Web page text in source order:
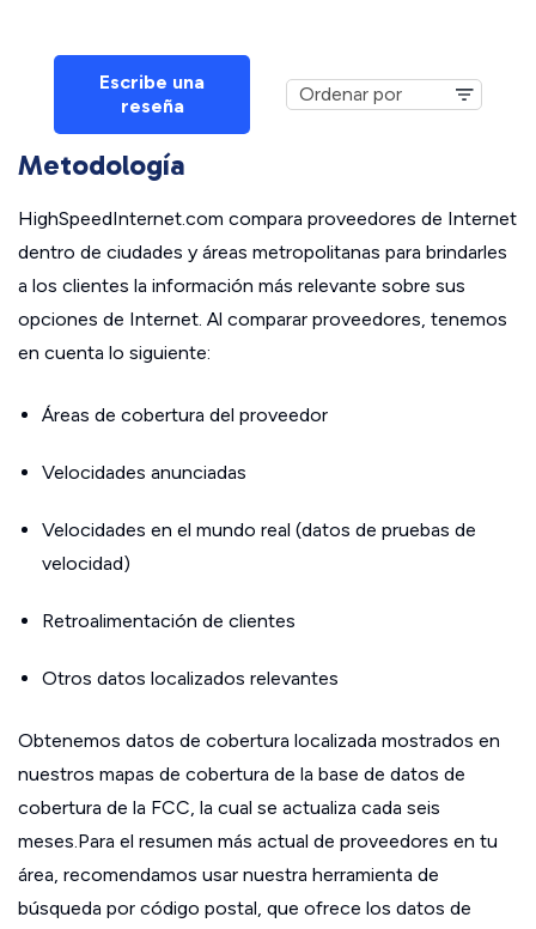
Escribe una
reseña
Metodología
HighSpeedInternet.com compara proveedores de Internet
dentro de ciudades y áreas metropolitanas para brindarles
a los clientes la información más relevante sobre sus
opciones de Internet. Al comparar proveedores, tenemos
en cuenta lo siguiente:
Áreas de cobertura del proveedor
Velocidades anunciadas
Velocidades en el mundo real (datos de pruebas de
velocidad)
Retroalimentación de clientes
Otros datos localizados relevantes
Obtenemos datos de cobertura localizada mostrados en
nuestros mapas de cobertura de la base de datos de
cobertura de la FCC, la cual se actualiza cada seis
meses.Para el resumen más actual de proveedores en tu
área, recomendamos usar nuestra herramienta de
búsqueda por código postal, que ofrece los datos de